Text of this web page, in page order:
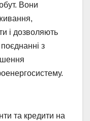
Вони
і дозволяють
з
та кредити на